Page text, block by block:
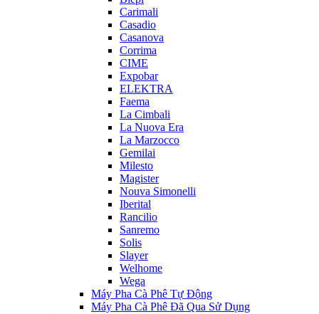
Carimali
Casadio
Casanova
Corrima
CIME
Expobar
ELEKTRA
Faema
La Cimbali
La Nuova Era
La Marzocco
Gemilai
Milesto
Magister
Nouva Simonelli
Iberital
Rancilio
Sanremo
Solis
Slayer
Welhome
Wega
Máy Pha Cà Phê Tự Động
Máy Pha Cà Phê Đã Qua Sử Dụng